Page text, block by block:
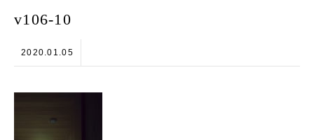
v106-10
2020.01.05